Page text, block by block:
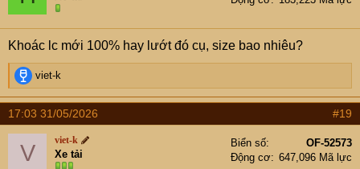
Khoác lc mới 100% hay lướt đó cụ, size bao nhiêu?
R
e
a
c
t
i
viet-k
17:03 31/05/2026 #19
V viet-k
Xe tải
Biển số
OF-52573
Động cơ
647,096 Mã lực